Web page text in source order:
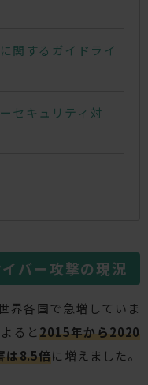
関するガイドライ
セキュリティ対
バー攻撃の現況
界各国で急増していま
ると2015年から2020
は8.5倍に増えました。